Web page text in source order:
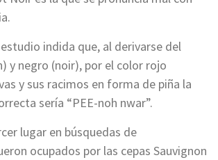
indida que, al derivarse del
y negro (noir), por el color rojo
y sus racimos en forma de piña la
sería “PEE-noh nwar”.
lugar en búsquedas de
ocupados por las cepas Sauvignon